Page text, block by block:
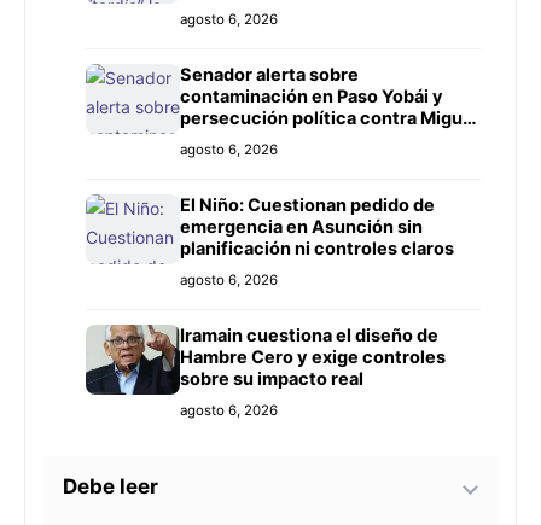
agosto 6, 2026
Senador alerta sobre
contaminación en Paso Yobái y
persecución política contra Miguel
Prieto
agosto 6, 2026
El Niño: Cuestionan pedido de
emergencia en Asunción sin
planificación ni controles claros
agosto 6, 2026
Iramain cuestiona el diseño de
Hambre Cero y exige controles
sobre su impacto real
agosto 6, 2026
Debe leer